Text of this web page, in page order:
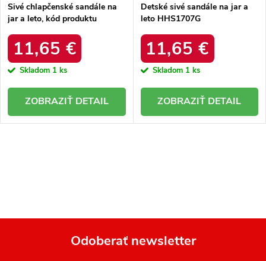
Sivé chlapčenské sandále na
jar a leto, kód produktu
11,65 €
Skladom 1 ks
DETAIL
Detské sivé sandále na jar a
leto HHS1707G
11,65 €
Skladom 1 ks
DETAIL
d
Odoberať newsletter